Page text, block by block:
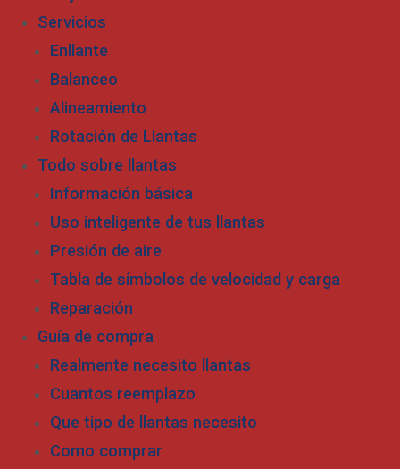
Servicios
Enllante
Balanceo
Alineamiento
Rotación de Llantas
Todo sobre llantas
Información básica
Uso inteligente de tus llantas
Presión de aire
Tabla de símbolos de velocidad y carga
Reparación
Guía de compra
Realmente necesito llantas
Cuantos reemplazo
Que tipo de llantas necesito
Como comprar